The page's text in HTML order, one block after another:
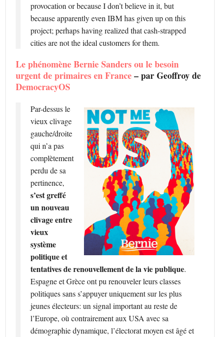
provocation or because I don’t believe in it, but
because apparently even IBM has given up on this
project; perhaps having realized that cash-strapped
cities are not the ideal customers for them.
Le phénomène Bernie Sanders ou le besoin
urgent de primaires en France– par Geoffroy de
DemocracyOS
Par-dessus le
vieux clivage
gauche/droite
qui n’a pas
complètement
perdu de sa
pertinence,
s’est greffé
un nouveau
clivage entre
vieux
système
politique et
tentatives de renouvellement de la vie publique.
Espagne et Grèce ont pu renouveler leurs classes
politiques sans s’appuyer uniquement sur les plus
jeunes électeurs: un signal important au reste de
l’Europe, où contrairement aux USA avec sa
démographie dynamique, l’électorat moyen est âgé et